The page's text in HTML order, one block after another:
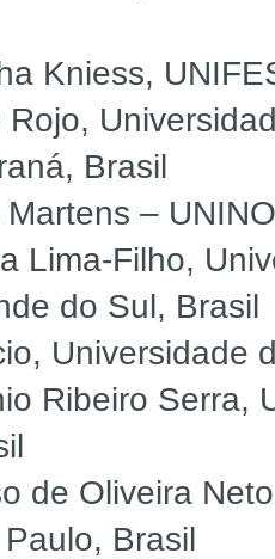
Kniess,
Rojo,
Brasil
–
Lima-Filho,
do Sul, Brasil
Universidade
Ribeiro Serra,
de Oliveira
Brasil